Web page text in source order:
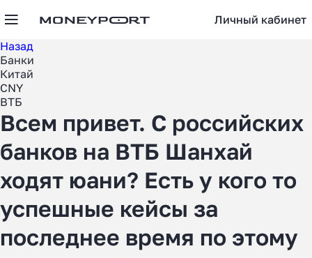
Личный кабинет
Назад
Банки
Китай
CNY
ВТБ
Всем привет. С российских
банков на ВТБ Шанхай
ходят юани? Есть у кого то
успешные кейсы за
последнее время по этому